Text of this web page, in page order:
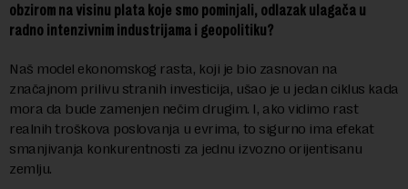
obzirom na visinu plata koje smo pominjali, odlazak ulagača u
radno intenzivnim industrijama i geopolitiku?
Naš model ekonomskog rasta, koji je bio zasnovan na
značajnom prilivu stranih investicija, ušao je u jedan ciklus kada
mora da bude zamenjen nečim drugim. I, ako vidimo rast
realnih troškova poslovanja u evrima, to sigurno ima efekat
smanjivanja konkurentnosti za jednu izvozno orijentisanu
zemlju.